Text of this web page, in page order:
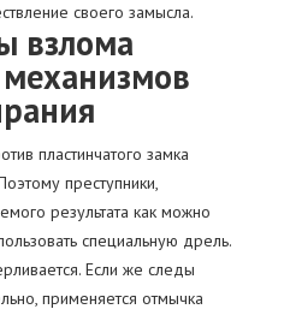
своего замысла.
взлома
пластинчатого замка
преступники,
результата как можно
специальную дрель.
Если же следы
применяется отмычка